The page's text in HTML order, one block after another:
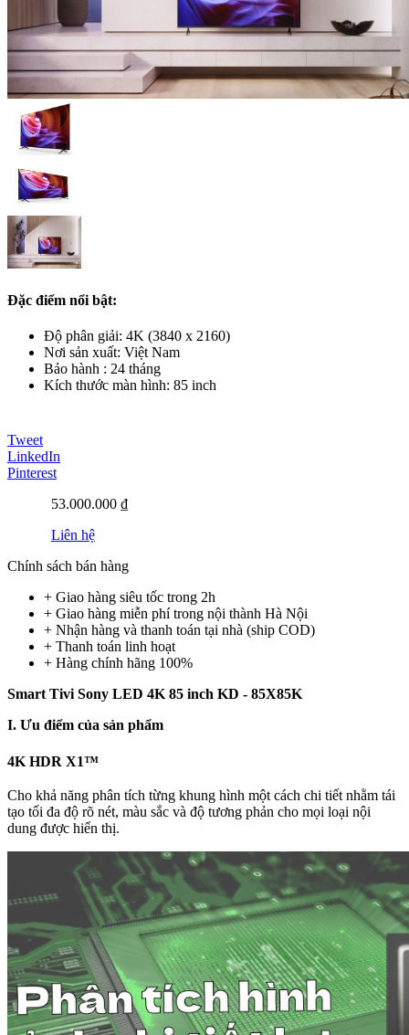
Đặc điểm nổi bật:
Độ phân giải: 4K (3840 x 2160)
Nơi sản xuất: Việt Nam
Bảo hành : 24 tháng
Kích thước màn hình: 85 inch
Tweet
LinkedIn
Pinterest
53.000.000 ₫
Liên hệ
Chính sách bán hàng
+ Giao hàng siêu tốc trong 2h
+ Giao hàng miễn phí trong nội thành Hà Nội
+ Nhận hàng và thanh toán tại nhà (ship COD)
+ Thanh toán linh hoạt
+ Hàng chính hãng 100%
Smart Tivi Sony LED 4K 85 inch KD - 85X85K
I. Ưu điểm của sản phẩm
4K HDR X1™
Cho khả năng phân tích từng khung hình một cách chi tiết nhằm tái
tạo tối đa độ rõ nét, màu sắc và độ tương phản cho mọi loại nội
dung được hiển thị.